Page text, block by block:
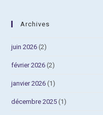
Archives
juin 2026 (2)
février 2026 (2)
janvier 2026 (1)
décembre 2025 (1)